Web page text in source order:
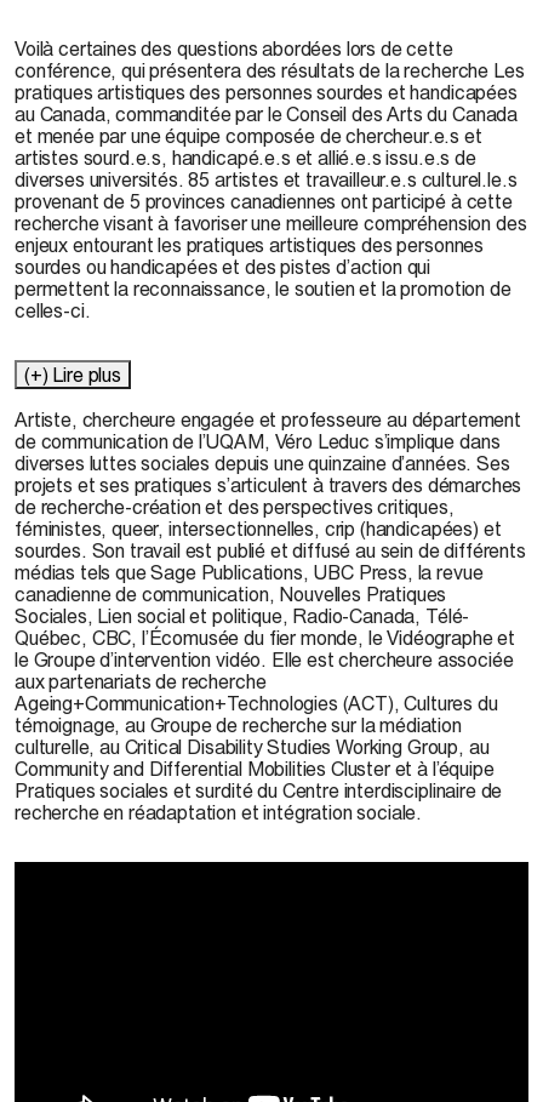
Voilà certaines des questions abordées lors de cette
conférence, qui présentera des résultats de la recherche Les
pratiques artistiques des personnes sourdes et handicapées
au Canada, commanditée par le Conseil des Arts du Canada
et menée par une équipe composée de chercheur.e.s et
artistes sourd.e.s, handicapé.e.s et allié.e.s issu.e.s de
diverses universités. 85 artistes et travailleur.e.s culturel.le.s
provenant de 5 provinces canadiennes ont participé à cette
recherche visant à favoriser une meilleure compréhension des
enjeux entourant les pratiques artistiques des personnes
sourdes ou handicapées et des pistes d’action qui
permettent la reconnaissance, le soutien et la promotion de
celles-ci.
(+) Lire plus
Artiste, chercheure engagée et professeure au département
de communication de l’UQAM, Véro Leduc s’implique dans
diverses luttes sociales depuis une quinzaine d’années. Ses
projets et ses pratiques s’articulent à travers des démarches
de recherche-création et des perspectives critiques,
féministes, queer, intersectionnelles, crip (handicapées) et
sourdes. Son travail est publié et diffusé au sein de différents
médias tels que Sage Publications, UBC Press, la revue
canadienne de communication, Nouvelles Pratiques
Sociales, Lien social et politique, Radio-Canada, Télé-
Québec, CBC, l’Écomusée du fier monde, le Vidéographe et
le Groupe d’intervention vidéo. Elle est chercheure associée
aux partenariats de recherche
Ageing+Communication+Technologies (ACT), Cultures du
témoignage, au Groupe de recherche sur la médiation
culturelle, au Critical Disability Studies Working Group, au
Community and Differential Mobilities Cluster et à l’équipe
Pratiques sociales et surdité du Centre interdisciplinaire de
recherche en réadaptation et intégration sociale.